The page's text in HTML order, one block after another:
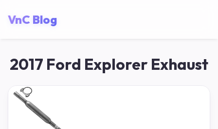
VnC Blog
2017 Ford Explorer Exhaust